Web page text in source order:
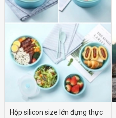
Hộp silicon size lớn đựng thực